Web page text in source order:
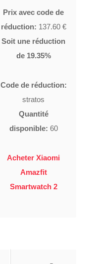
Prix avec code de
réduction: 137.60 €
Soit une réduction
de 19.35%
Code de réduction:
stratos
Quantité
disponible: 60
Acheter Xiaomi
Amazfit
Smartwatch 2